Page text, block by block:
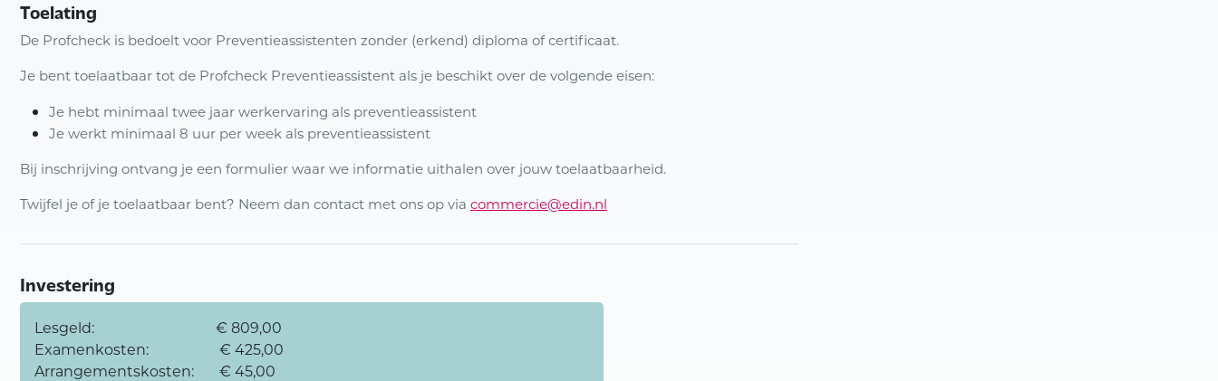
Toelating
De Profcheck is bedoelt voor Preventieassistenten zonder (erkend) diploma of certificaat.
Je bent toelaatbaar tot de Profcheck Preventieassistent als je beschikt over de volgende eisen:
Je hebt minimaal twee jaar werkervaring als preventieassistent
Je werkt minimaal 8 uur per week als preventieassistent
Bij inschrijving ontvang je een formulier waar we informatie uithalen over jouw toelaatbaarheid.
Twijfel je of je toelaatbaar bent? Neem dan contact met ons op via commercie@edin.nl
Investering
Lesgeld:
€ 809,00
Examenkosten:
€ 425,00
Arrangementskosten:
€ 45,00